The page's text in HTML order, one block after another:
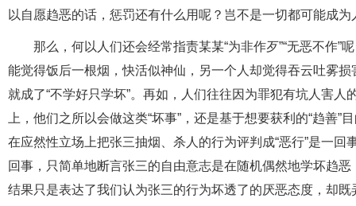
以自愿趋恶的话，惩罚还有什么用呢？岂不是一切都可能成为
那么，何以人们还会经常指责某某“为非作歹”“无恶不作
能觉得饭后一根烟，快活似神仙，另一个人却觉得吞云吐雾
就成了“不学好只学坏”。再如，人们往往因为罪犯有坑人害
上，他们之所以会做这类“坏事”，还是基于想要获利的“趋善
在应然性立场上把张三抽烟、杀人的行为评判成“恶行”是一
回事，只简单地断言张三的自由意志是在随机偶然地学坏趋
结果只是表达了我们认为张三的行为坏透了的厌恶态度，却